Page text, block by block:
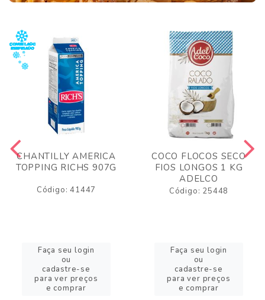
CHANTILLY AMERICA
TOPPING RICHS 907G
Código: 41447
Faça seu login
ou
cadastre-se
para ver preços
e comprar
COCO FLOCOS SECO
FIOS LONGOS 1 KG
ADELCO
Código: 25448
Faça seu login
ou
cadastre-se
para ver preços
e comprar